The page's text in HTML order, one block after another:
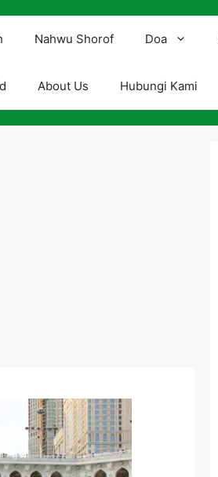
Nahwu Shorof Doa
About Us Hubungi Kami